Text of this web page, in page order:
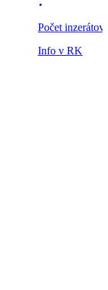
Počet inzerátov
Info v RK